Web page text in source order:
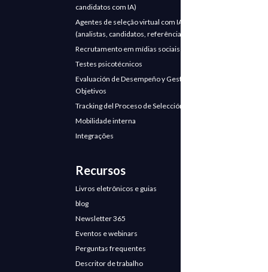
candidatos com IA)
Agentes de seleção virtual com IA
(analistas, candidatos, referências)
Recrutamento em mídias sociais
Testes psicotécnicos
Evaluación de Desempeño y Gestión de
Objetivos
Tracking del Proceso de Selección
Mobilidade interna
Integrações
Recursos
Livros eletrônicos e guias
blog
Newsletter 365
Eventos e webinars
Perguntas frequentes
Descritor de trabalho